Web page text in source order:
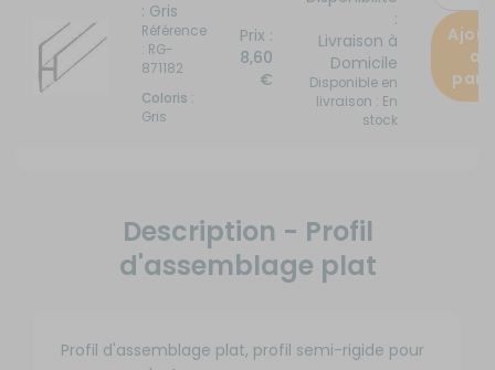
: Gris
Référence
: RG-
871182
Coloris :
Gris
Prix :
8,60
€
:
Livraison à
Domicile
Disponible en
livraison : En
stock
au
Description - Profil
d'assemblage plat
Profil d'assemblage plat, profil semi-rigide pour